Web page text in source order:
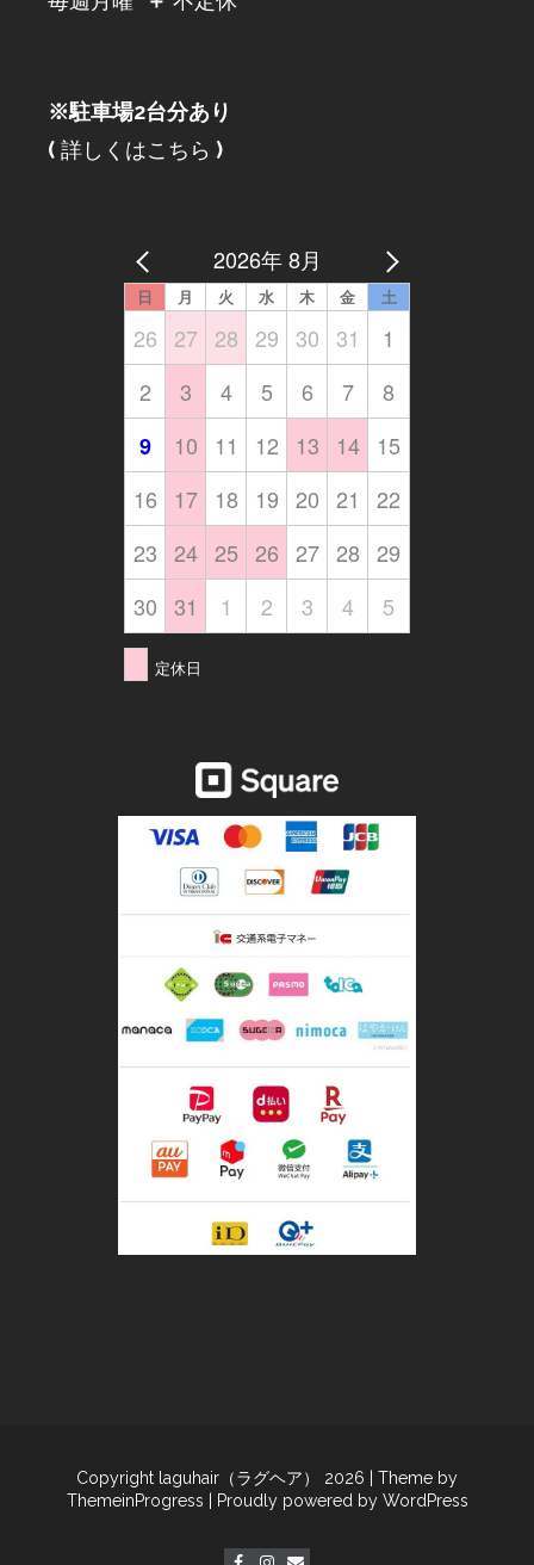
※駐車場2台分あり
( 詳しくはこちら )
2026年 8月
日 月 火 水 木 金 土
26 27 28 29 30 31
1
2
3 4 5 6 7
8
9
10 11 12 13 14
15
16
17 18 19 20 21
22
23 24 25 26 27 28 29
30 31 1 2 3 4 5
定休日
Copyright laguhair（ラグヘア） 2026
| Theme by
ThemeinProgress
| Proudly powered by WordPress